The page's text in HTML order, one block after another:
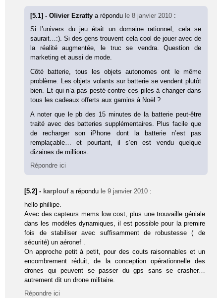
[5.1] - Olivier Ezrattya répondu le 8 janvier 2010 :
Si l’univers du jeu était un domaine rationnel, cela se
saurait…:). Si des gens trouvent cela cool de jouer avec de
la réalité augmentée, le truc se vendra. Question de
marketing et aussi de mode.
Côté batterie, tous les objets autonomes ont le même
problème. Les objets volants sur batterie se vendent plutôt
bien. Et qui n’a pas pesté contre ces piles à changer dans
tous les cadeaux offerts aux gamins à Noël ?
A noter que le pb des 15 minutes de la batterie peut-être
traité avec des batteries supplémentaires. Plus facile que
de recharger son iPhone dont la batterie n’est pas
remplaçable… et pourtant, il s’en est vendu quelque
dizaines de millions.
Répondre ici
[5.2] - karplouf a répondu le 9 janvier 2010 :
hello phillipe.
Avec des capteurs mems low cost, plus une trouvaille géniale
dans les modèles dynamiques, il est possible pour la premire
fois de stabiliser avec suffisamment de robustesse ( de
sécurité) un aéronef .
On approche petit à petit, pour des couts raisonnables et un
encombrement réduit, de la conception opérationnelle des
drones qui peuvent se passer du gps sans se crasher…
autrement dit un drone militaire.
Répondre ici